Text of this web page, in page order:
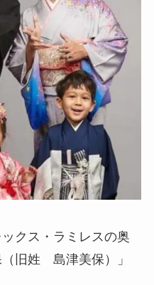
クス・ラミレスの奥
旧姓 島津美保）」